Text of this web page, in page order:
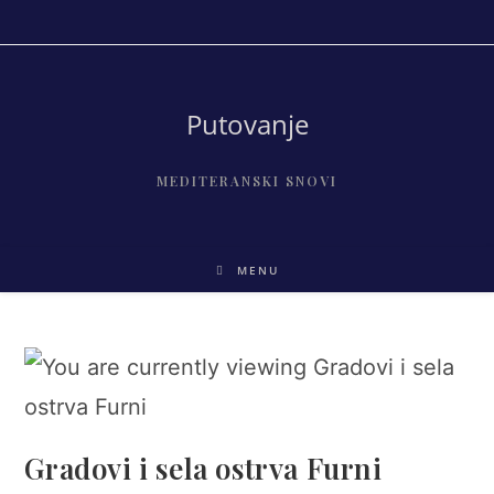
to
Putovanje
MEDITERANSKI SNOVI
MENU
Gradovi i sela ostrva Furni